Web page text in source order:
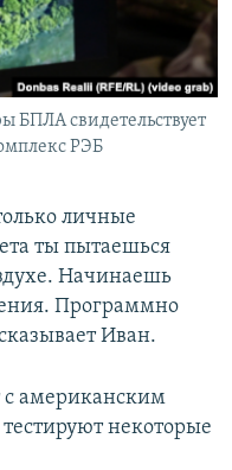
БПЛА свидетельствует
РЭБ
личные
ты пытаешься
Начинаешь
Программно
Иван.
с американским
некоторые